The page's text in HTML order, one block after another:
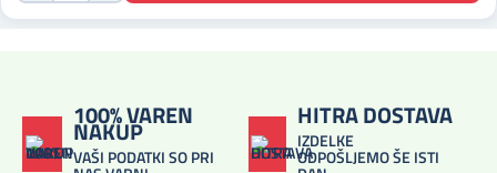
100% VAREN
NAKUP
VAŠI PODATKI SO PRI
HITRA DOSTAVA
IZDELKE
ODPOŠLJEMO ŠE ISTI